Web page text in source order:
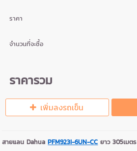
ราคา
จำนวนที่จะซื้อ
ราคารวม
เพิ่มลงรถเข็น
สายแลน DahuaPFM923I-6UN-CC ยาว 305เมตร